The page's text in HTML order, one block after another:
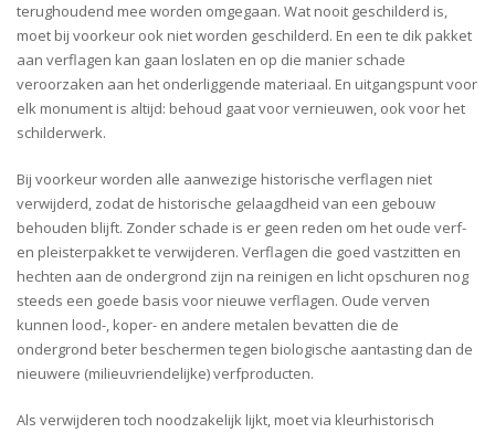
terughoudend mee worden omgegaan. Wat nooit geschilderd is,
moet bij voorkeur ook niet worden geschilderd. En een te dik pakket
aan verflagen kan gaan loslaten en op die manier schade
veroorzaken aan het onderliggende materiaal. En uitgangspunt voor
elk monument is altijd: behoud gaat voor vernieuwen, ook voor het
schilderwerk.
Bij voorkeur worden alle aanwezige historische verflagen niet
verwijderd, zodat de historische gelaagdheid van een gebouw
behouden blijft. Zonder schade is er geen reden om het oude verf-
en pleisterpakket te verwijderen. Verflagen die goed vastzitten en
hechten aan de ondergrond zijn na reinigen en licht opschuren nog
steeds een goede basis voor nieuwe verflagen. Oude verven
kunnen lood-, koper- en andere metalen bevatten die de
ondergrond beter beschermen tegen biologische aantasting dan de
nieuwere (milieuvriendelijke) verfproducten.
Als verwijderen toch noodzakelijk lijkt, moet via kleurhistorisch